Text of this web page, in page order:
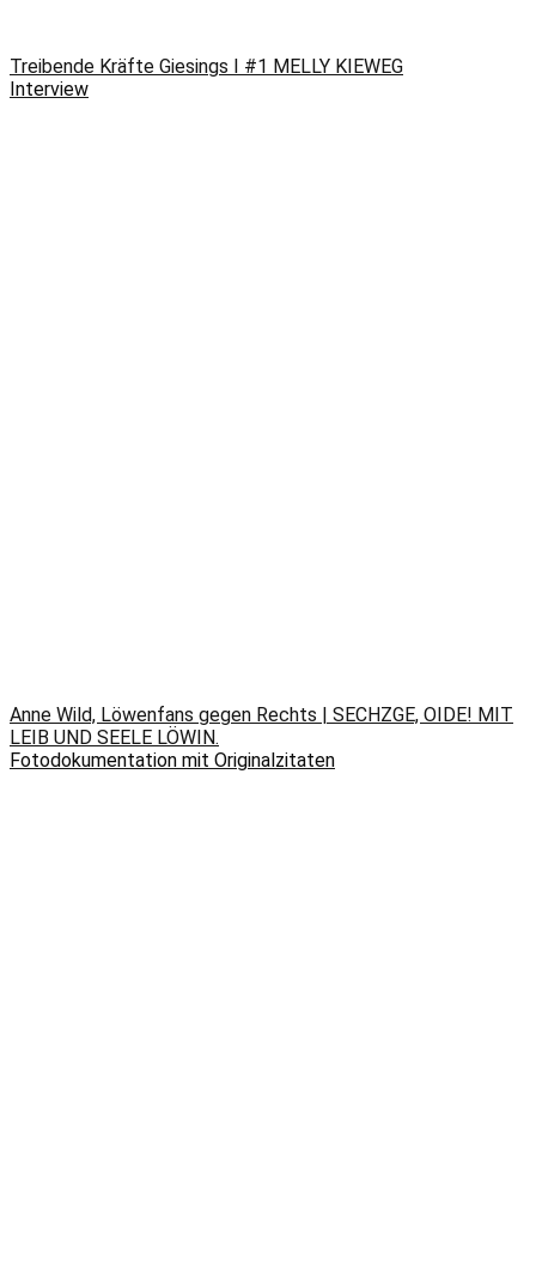
Treibende Kräfte Giesings I #1 MELLY KIEWEG
Interview
Anne Wild, Löwenfans gegen Rechts | SECHZGE, OIDE! MIT
LEIB UND SEELE LÖWIN.
Fotodokumentation mit Originalzitaten